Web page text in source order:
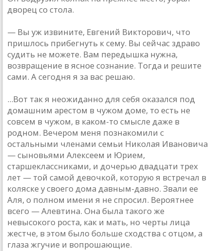
дворец со стола.
— Вы уж извините, Евгений Викторович, что
пришлось прибегнуть к сему. Вы сейчас здраво
судить не можете. Вам передышка нужна,
возвращение в ясное сознание. Тогда и решите
сами. А сегодня я за вас решаю.
...Вот так я неожиданно для себя оказался под
домашним арестом в чужом доме, то есть не
совсем в чужом, в каком-то смысле даже в
родном. Вечером меня познакомили с
остальными членами семьи Николая Ивановича
— сыновьями Алексеем и Юрием,
старшеклассниками, и дочерью двадцати трех
лет — той самой девочкой, которую я встречал в
коляске у своего дома давным-давно. Звали ее
Аля, о полном имени я не спросил. Вероятнее
всего — Алевтина. Она была такого же
невысокого роста, как и мать, но черты лица
жестче, в этом было больше сходства с отцом, а
глаза жгучие и вопрошающие.